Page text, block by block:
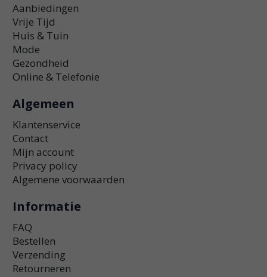
Aanbiedingen
Vrije Tijd
Huis & Tuin
Mode
Gezondheid
Online & Telefonie
Algemeen
Klantenservice
Contact
Mijn account
Privacy policy
Algemene voorwaarden
Informatie
FAQ
Bestellen
Verzending
Retourneren